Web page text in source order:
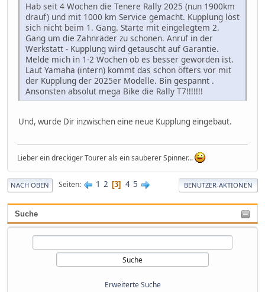
Suche
Erweiterte Suche
Hab seit 4 Wochen die Tenere Rally 2025 (nun 1900km
drauf) und mit 1000 km Service gemacht. Kupplung löst
sich nicht beim 1. Gang. Starte mit eingelegtem 2.
Gang um die Zahnräder zu schonen. Anruf in der
Werkstatt - Kupplung wird getauscht auf Garantie.
Melde mich in 1-2 Wochen ob es besser geworden ist.
Laut Yamaha (intern) kommt das schon öfters vor mit
der Kupplung der 2025er Modelle. Bin gespannt .
Ansonsten absolut mega Bike die Rally T7!!!!!!!
Und, wurde Dir inzwischen eine neue Kupplung eingebaut.
Lieber ein dreckiger Tourer als ein sauberer Spinner...
NACH OBEN Seiten 1 2 3 4 5 BENUTZER-AKTIONEN